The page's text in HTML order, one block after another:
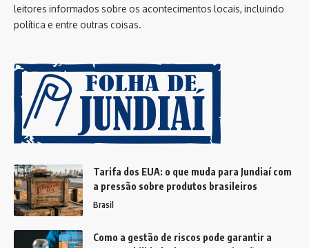
leitores informados sobre os acontecimentos locais, incluindo
política e entre outras coisas.
Tarifa dos EUA: o que muda para Jundiaí com
a pressão sobre produtos brasileiros
Brasil
Como a gestão de riscos pode garantir a